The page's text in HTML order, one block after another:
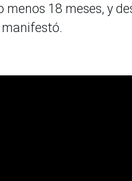
18 meses, y
manifestó.